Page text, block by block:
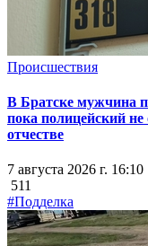
Происшествия
В Братске мужчина
пока полицейский
отчестве
7 августа 2026 г. 16:10
511
#Подделка